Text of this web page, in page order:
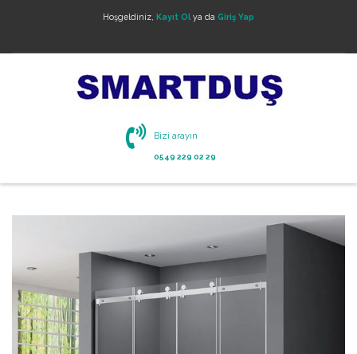
Hoşgeldiniz, Kayıt Ol ya da Giriş Yap
Bizi arayın
0549 229 02 29